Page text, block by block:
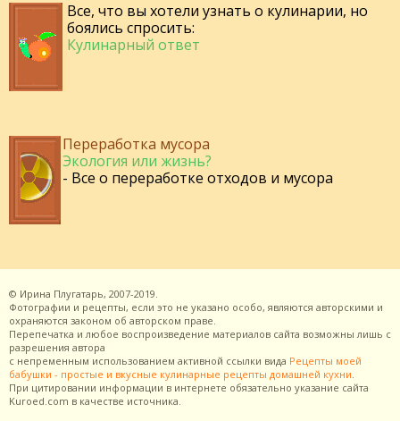
Все, что вы хотели узнать о кулинарии, но
боялись спросить:
Кулинарный ответ
Переработка мусора
Экология или жизнь?
- Все о переработке отходов и мусора
© Ирина Плугатарь, 2007-2019.
Фотографии и рецепты, если это не указано особо, являются авторскими и
охраняются законом об авторском праве.
Перепечатка и любое воспроизведение материалов сайта возможны лишь с
разрешения автора
с непременным использованием активной ссылки вида Рецепты моей
бабушки - простые и вкусные кулинарные рецепты домашней кухни.
При цитировании информации в интернете обязательно указание сайта
Kuroed.com в качестве источника.